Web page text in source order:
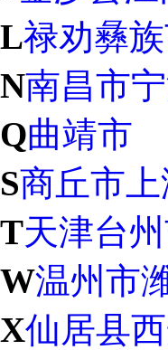
L禄劝彝
N南昌市
Q曲靖市
S商丘市
T天津台
W温州市
X仙居县